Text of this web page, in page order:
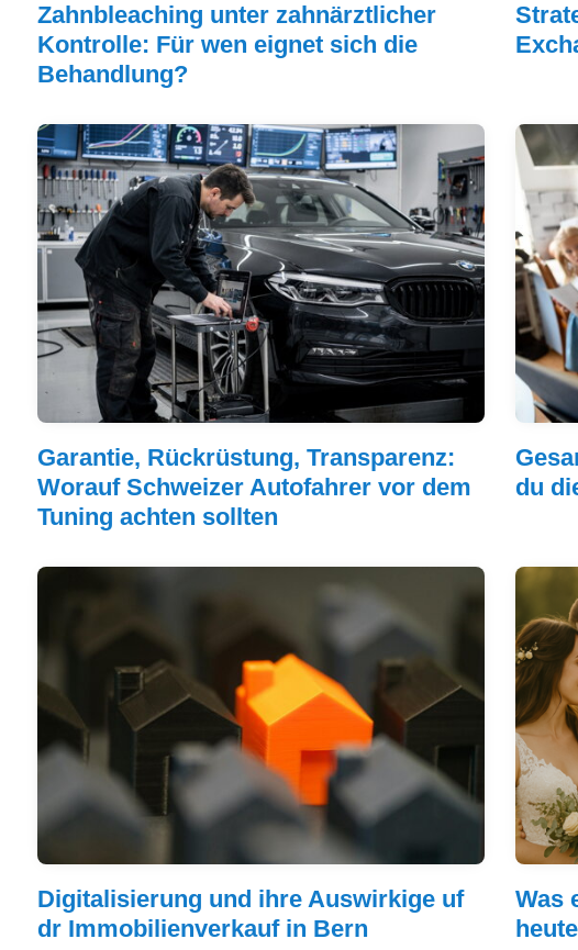
Zahnbleaching unter zahnärztlicher
Kontrolle: Für wen eignet sich die
Behandlung?
Garantie, Rückrüstung, Transparenz:
Worauf Schweizer Autofahrer vor dem
Tuning achten sollten
du
Digitalisierung und ihre Auswirkige uf
dr Immobilienverkauf in Bern
Was